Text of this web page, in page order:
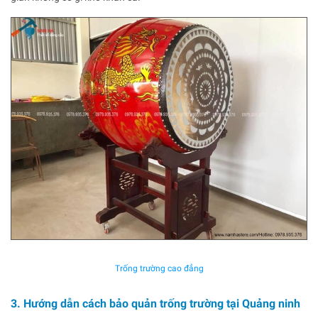
Trống trường cao đẳng
3. Hướng dẫn cách bảo quản trống trường tại Quảng ninh